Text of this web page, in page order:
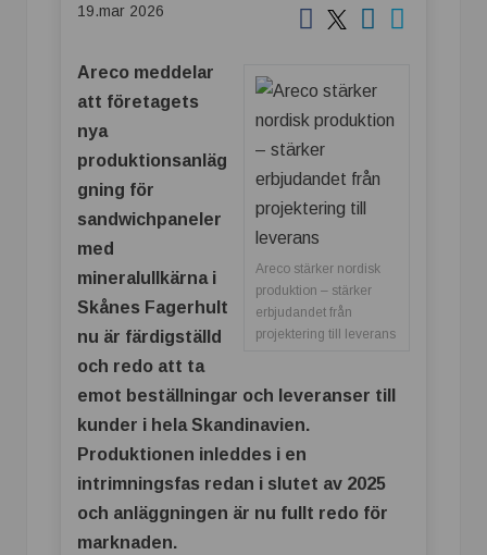
19.mar 2026
Areco stärker nordisk
produktion – stärker
erbjudandet från
projektering till leverans
Areco meddelar
att företagets
nya
produktionsanläg
gning för
sandwichpaneler
med
mineralullkärna i
Skånes Fagerhult
nu är färdigställd
och redo att ta
emot beställningar och leveranser till
kunder i hela Skandinavien.
Produktionen inleddes i en
intrimningsfas redan i slutet av 2025
och anläggningen är nu fullt redo för
marknaden.